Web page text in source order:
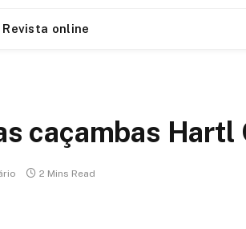
Revista online
caçambas Hartl
2 Mins Read